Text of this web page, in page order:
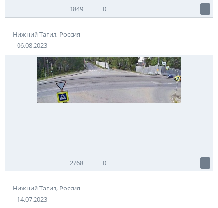
1849 0
Нижний Тагил, Россия
06.08.2023
2768 0
Нижний Тагил, Россия
14.07.2023